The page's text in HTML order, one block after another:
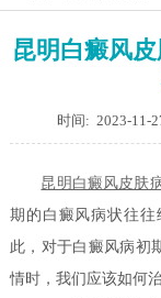
昆明白癜风
时间: 2023-11-
昆明白癜风皮肤
期的白癜风病状往
此，对于白癜风病初
情时，我们应该如何